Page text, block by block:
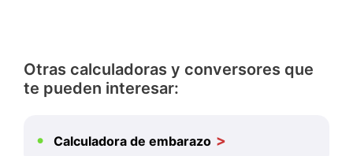
Otras calculadoras y conversores que
te pueden interesar:
Calculadora de embarazo